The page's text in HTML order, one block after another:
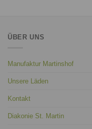
ÜBER UNS
Manufaktur Martinshof
Unsere Läden
Kontakt
Diakonie St. Martin